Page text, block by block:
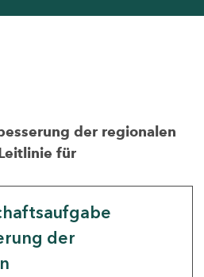
der regionalen
für
der